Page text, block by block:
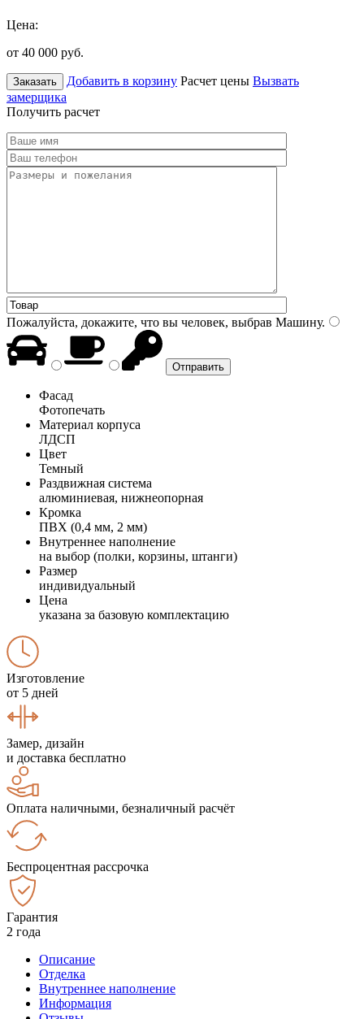
Цена:
от 40 000 руб.
Заказать Добавить в корзину Расчет цены Вызвать
замерщика
Получить расчет
Пожалуйста, докажите, что вы человек, выбрав Машину.
Фасад
Фотопечать
Материал корпуса
ЛДСП
Цвет
Темный
Раздвижная система
алюминиевая, нижнеопорная
Кромка
ПВХ (0,4 мм, 2 мм)
Внутреннее наполнение
на выбор (полки, корзины, штанги)
Размер
индивидуальный
Цена
указана за базовую комплектацию
Изготовление
от 5 дней
Замер, дизайн
и доставка бесплатно
Оплата наличными, безналичный расчёт
Беспроцентная рассрочка
Гарантия
2 года
Описание
Отделка
Внутреннее наполнение
Информация